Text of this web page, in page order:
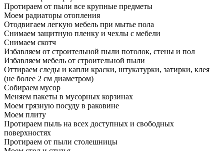
Протираем от пыли все крупные предметы
Моем радиаторы отопления
Отодвигаем легкую мебель при мытье пола
Снимаем защитную пленку и чехлы с мебели
Снимаем скотч
Избавляем от строительной пыли потолок, стены и пол
Избавляем мебель от строительной пыли
Оттираем следы и капли краски, штукатурки, затирки, клея
(не более 2 см диаметром)
Собираем мусор
Меняем пакеты в мусорных корзинах
Моем грязную посуду в раковине
Моем плиту
Протираем пыль на всех доступных и свободных
поверхностях
Протираем от пыли столешницы